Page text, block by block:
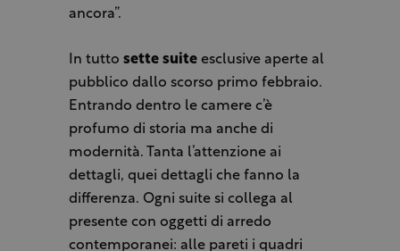
ancora”.
In tutto sette suiteesclusive aperte al
pubblico dallo scorso primo febbraio.
Entrando dentro le camere c’è
profumo di storia ma anche di
modernità. Tanta l’attenzione ai
dettagli, quei dettagli che fanno la
differenza. Ogni suite si collega al
presente con oggetti di arredo
contemporanei: alle pareti i quadri